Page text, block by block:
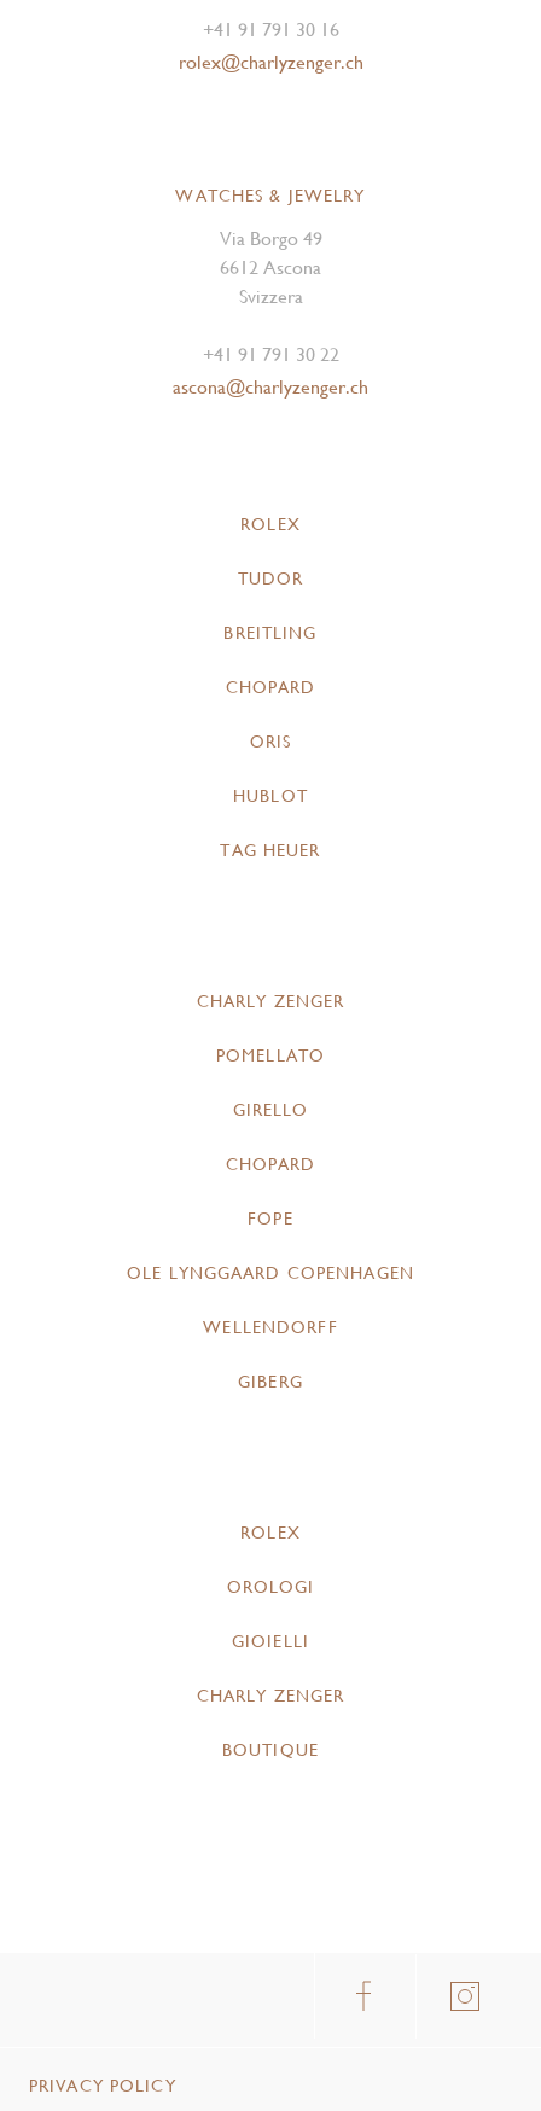
+41 91 791 30 16
rolex@charlyzenger.ch
WATCHES & JEWELRY
Via Borgo 49
6612 Ascona
Svizzera
+41 91 791 30 22
ascona@charlyzenger.ch
ROLEX
TUDOR
BREITLING
CHOPARD
ORIS
HUBLOT
TAG HEUER
CHARLY ZENGER
POMELLATO
GIRELLO
CHOPARD
FOPE
OLE LYNGGAARD COPENHAGEN
WELLENDORFF
GIBERG
ROLEX
OROLOGI
GIOIELLI
CHARLY ZENGER
BOUTIQUE
PRIVACY POLICY